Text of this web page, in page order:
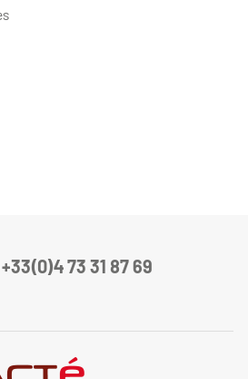
+33(0)4 73 31 87 69